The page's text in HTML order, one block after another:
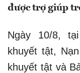
được trợ giúp
Ngày 10/8,
khuyết tật,
khuyết tật và